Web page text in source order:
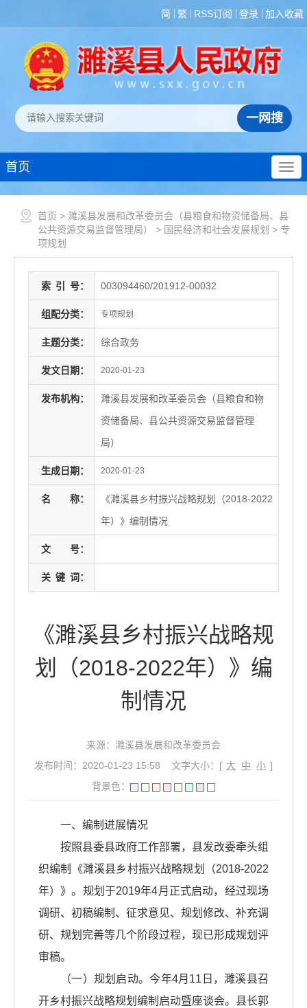
简 繁 RSS订阅 登录 加入收藏
首页
首页 > 濉溪县发展和改革委员会（县粮食和物资储备局、县
公共资源交易监督管理局）
> 国民经济和社会发展规划 > 专
项规划
索 引 号： 003094460/201912-00032
组配分类： 专项规划
主题分类： 综合政务
发文日期： 2020-01-23
发布机构：
濉溪县发展和改革委员会（县粮食和物
资储备局、县公共资源交易监督管理
局）
生成日期： 2020-01-23
名 称：
《濉溪县乡村振兴战略规划（2018-2022
年）》编制情况
文 号：
关 键 词：
《濉溪县乡村振兴战略规
划（2018-2022年）》编
制情况
来源：濉溪县发展和改革委员会
发布时间：2020-01-23 15:58
文字大小：[ 大 中 小 ]
背景色：
一、编制进展情况
按照县委县政府工作部署，县发改委牵头组
织编制《濉溪县乡村振兴战略规划（2018-2022
年）》。规划于2019年4月正式启动，经过现场
调研、初稿编制、征求意见、规划修改、补充调
研、规划完善等几个阶段过程，现已形成规划评
审稿。
（一）规划启动。今年4月11日，濉溪县召
开乡村振兴战略规划编制启动暨座谈会。县长郭